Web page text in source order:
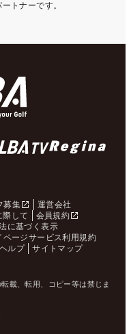
トナーです。
募集
運営会社
際して
会員規約
に基づく表示
ページサービス利用規約
ヘルプ サイトマップ
載、転用、コピー等は禁じま